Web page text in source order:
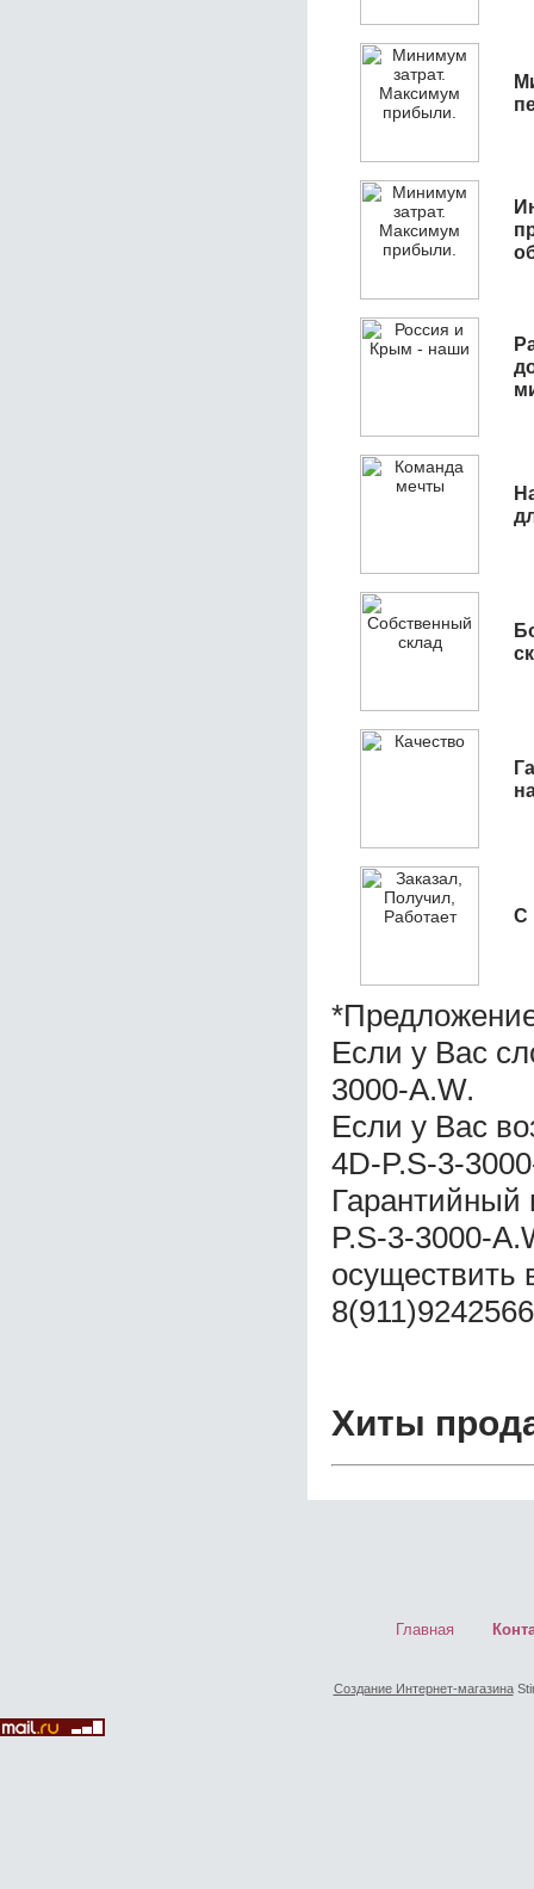
С
Если у Вас
3000-A.W.
Если у Вас
4D-P.S-3-
Гарантийный
P.S-3-3000-
осуществить
Хиты
Главная
Создание Интернет-магазина